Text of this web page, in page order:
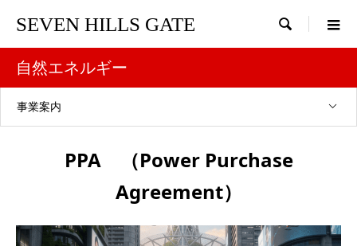
SEVEN HILLS GATE 
自然エネルギー
事業案内
PPA （Power Purchase
Agreement）